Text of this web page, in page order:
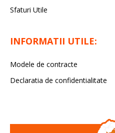
Sfaturi Utile
INFORMATII UTILE:
Modele de contracte
Declaratia de confidentialitate